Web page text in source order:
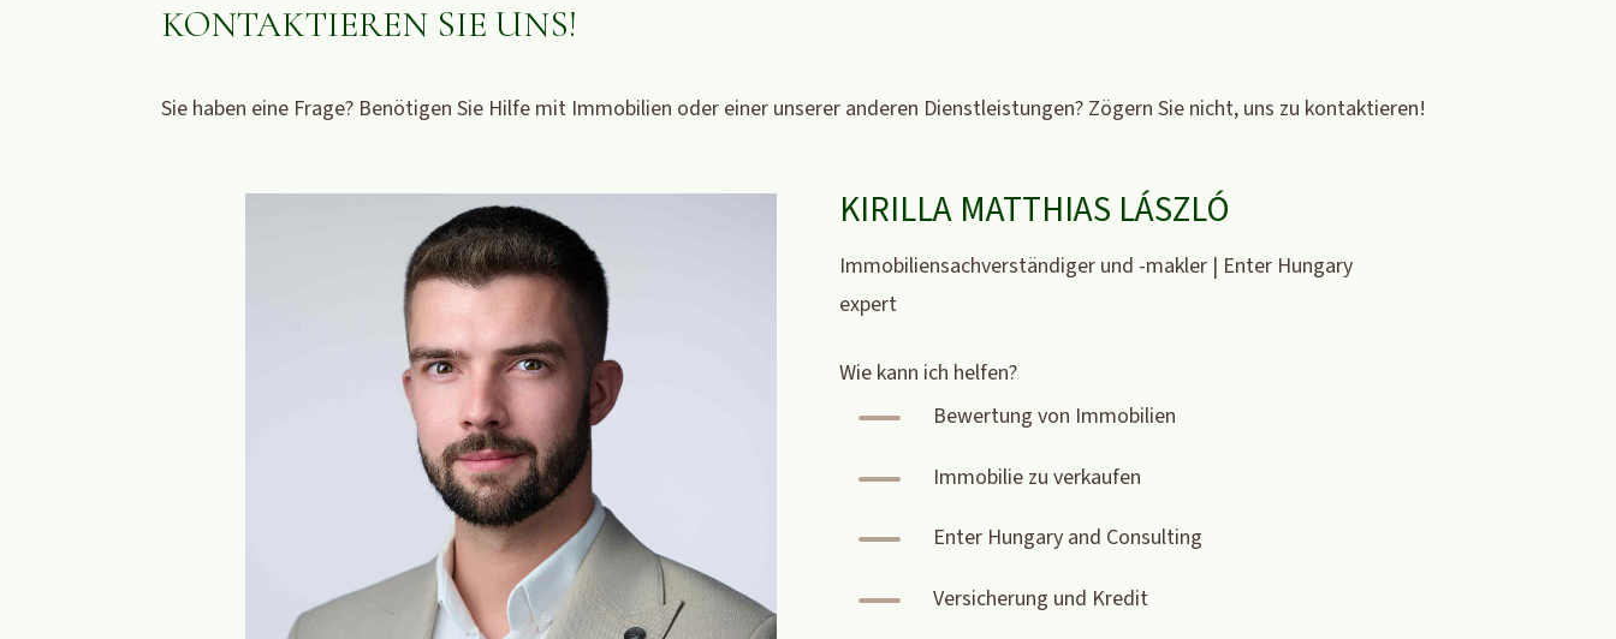
KONTAKTIEREN SIE UNS!
Sie haben eine Frage? Benötigen Sie Hilfe mit Immobilien oder einer unserer anderen Dienstleistungen? Zögern Sie nicht, uns zu kontaktieren!
KIRILLA MATTHIAS LÁSZLÓ
Immobiliensachverständiger und -makler | Enter Hungary
expert
Wie kann ich helfen?
K Bewertung von Immobilien
K Immobilie zu verkaufen
K Enter Hungary and Consulting
K Versicherung und Kredit